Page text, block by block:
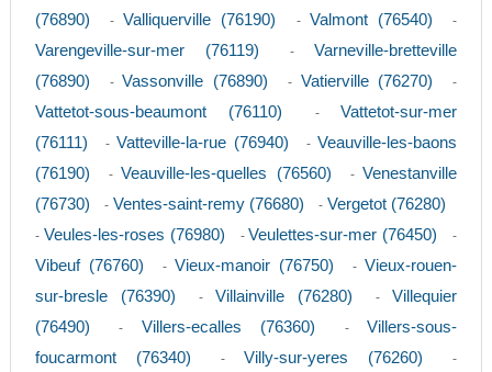
(76890)
- Valliquerville (76190) - Valmont (76540) -
Varengeville-sur-mer (76119) - Varneville-bretteville
(76890)
- Vassonville (76890) - Vatierville (76270) -
Vattetot-sous-beaumont (76110) - Vattetot-sur-mer
(76111)
- Vatteville-la-rue (76940) - Veauville-les-baons
(76190)
- Veauville-les-quelles (76560) - Venestanville
(76730)
- Ventes-saint-remy (76680) - Vergetot (76280)
- Veules-les-roses (76980) - Veulettes-sur-mer (76450) -
Vibeuf (76760) - Vieux-manoir (76750) - Vieux-rouen-
sur-bresle (76390)
- Villainville (76280) - Villequier
(76490)
- Villers-ecalles (76360) - Villers-sous-
foucarmont (76340)
- Villy-sur-yeres (76260) -